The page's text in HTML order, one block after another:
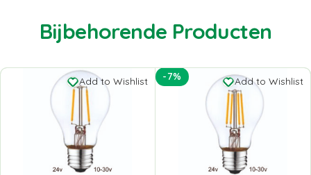
Bijbehorende Producten
Add to Wishlist -7% Add to Wishlist